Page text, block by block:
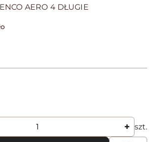
AERO 4 DŁUGIE
szt.